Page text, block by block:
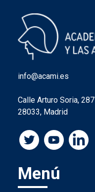
info@acami.es
Calle Arturo Soria, 287
28033, Madrid
Menú